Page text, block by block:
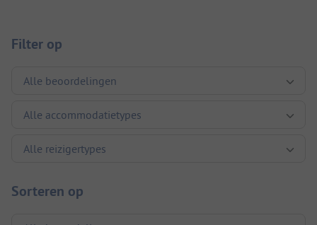
Filter op
Sorteren op